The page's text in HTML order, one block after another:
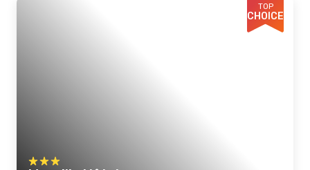
TOP
CHOICE